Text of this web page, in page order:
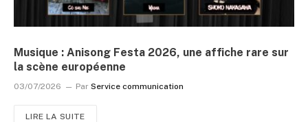
Musique : Anisong Festa 2026, une affiche rare sur
la scène européenne
03/07/2026 Par Service communication
LIRE LA SUITE